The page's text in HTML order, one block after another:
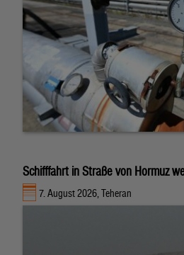
Schifffahrt in Straße von Hormuz
7. August 2026, Teheran